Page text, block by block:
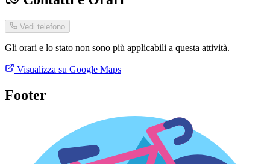
Vedi telefono
Gli orari e lo stato non sono più applicabili a questa attività.
Visualizza su Google Maps
Footer